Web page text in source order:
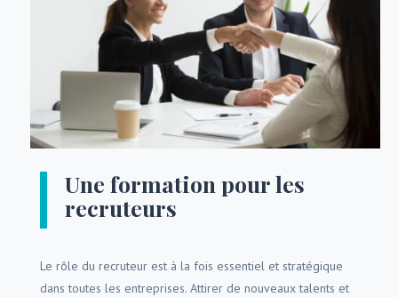
Une formation pour les
recruteurs
Le rôle du recruteur est à la fois essentiel et stratégique
dans toutes les entreprises. Attirer de nouveaux talents et